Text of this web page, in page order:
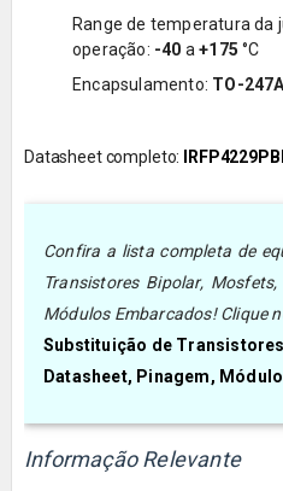
Range de temperatura da
operação: -40 a +175 °C
Encapsulamento: TO-
Datasheet completo:
Confira a lista completa de
Transistores Bipolar,
Módulos Embarcados! Clique
Substituição de
Datasheet, Pinagem,
Informação Relevante